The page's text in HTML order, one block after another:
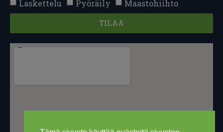
Laskettelu
Pyöräily Maastohiihto
TILAA